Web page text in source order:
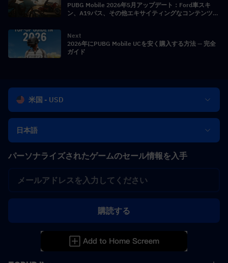
PUBG Mobile 2026年5月アップデート：Ford車スキ
ン、A19パス、その他エキサイティングなコンテンツが
Next
2026年にPUBG Mobile UCを安く購入する方法 — 完全
ガイド
米国 - USD
日本語
パーソナライズされたゲームのセール情報を入手
購読する